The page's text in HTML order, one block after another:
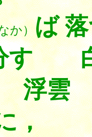
か）ば
す
浮
，